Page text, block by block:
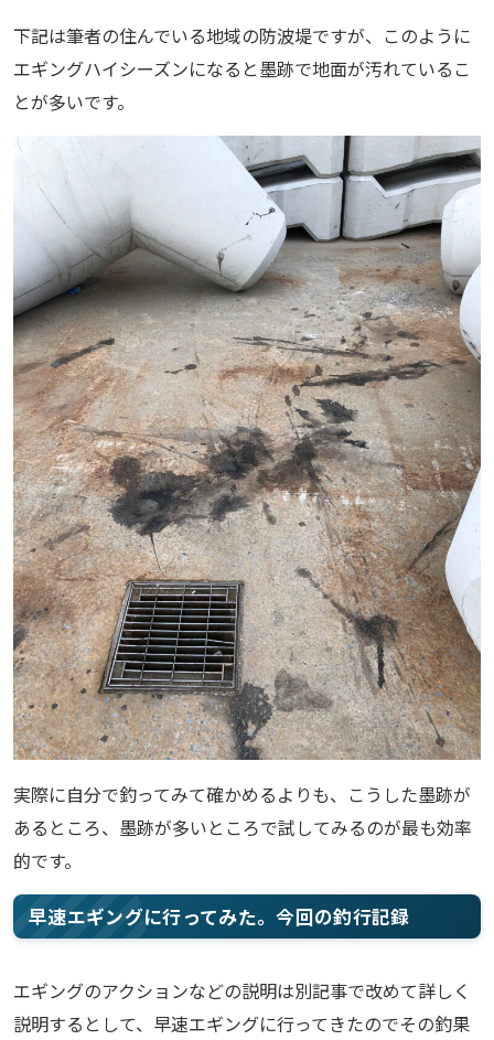
下記は筆者の住んでいる地域の防波堤ですが、このように
エギングハイシーズンになると墨跡で地面が汚れているこ
とが多いです。
実際に自分で釣ってみて確かめるよりも、こうした墨跡が
あるところ、墨跡が多いところで試してみるのが最も効率
的です。
早速エギングに行ってみた。今回の釣行記録
エギングのアクションなどの説明は別記事で改めて詳しく
説明するとして、早速エギングに行ってきたのでその釣果